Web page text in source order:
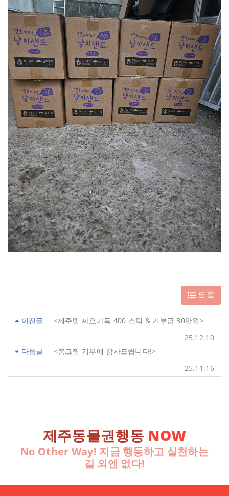
목록
이전글
<제주펫 짜요가득 400 스틱 & 기부금 30만원>
25.12.10
다음글
<봉그젠 기부에 감사드립니다!>
25.11.16
제주동물권행동 NOW
No Other Way! 지금 행동하고 실천하는
길 외엔 없다!